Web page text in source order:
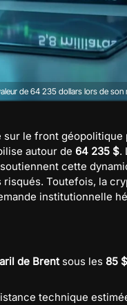
de 64 235 dollars lors de
sur le front
autour de 64 235 $.
cette
Toutefois, la
institutionnelle
de Brentsous les 85 $
technique